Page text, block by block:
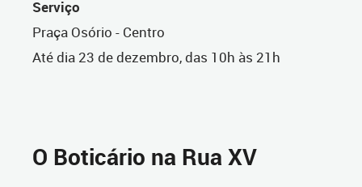
Serviço
Praça Osório - Centro
Até dia 23 de dezembro, das 10h às 21h
O Boticário na Rua XV